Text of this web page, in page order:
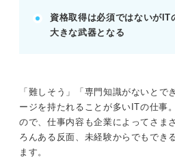
代表的なITの仕事と実態
やすい環境が整っている。
入社直後から難しい作業は
ルアップできる。
POINT：多様な職種から自
資格取得は必須ではないがIT
大きな武器となる
「難しそう」「専門知識がないとで
ージを持たれることが多いITの仕事
ので、仕事内容も企業によってさま
ろんある反面、未経験からでもでき
ます。